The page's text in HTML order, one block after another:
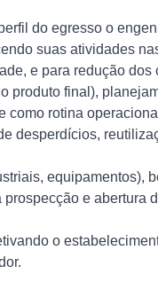
do egresso o
suas atividades
e para redução dos
produto final),
como rotina
desperdícios,
equipamentos),
e abertura
o